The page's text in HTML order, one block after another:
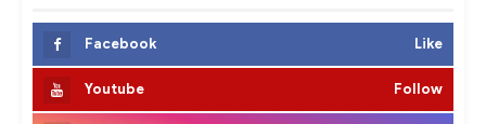
Facebook Like
Youtube Follow